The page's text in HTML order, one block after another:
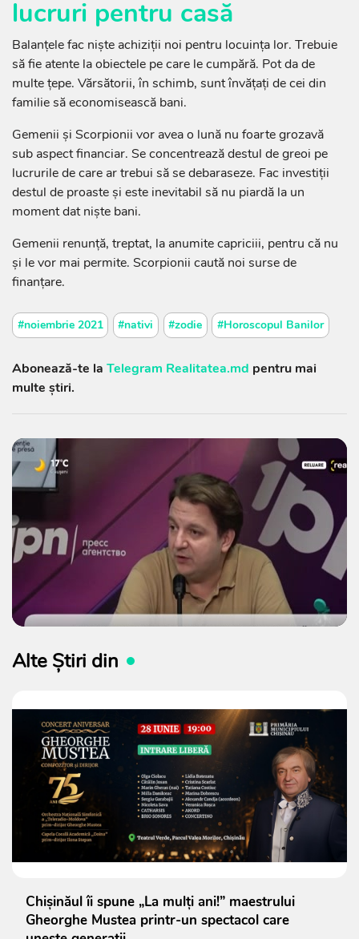
lucruri pentru casă
Balanțele fac niște achiziții noi pentru locuința lor. Trebuie
să fie atente la obiectele pe care le cumpără. Pot da de
multe țepe. Vărsătorii, în schimb, sunt învățați de cei din
familie să economisească bani.
Gemenii și Scorpionii vor avea o lună nu foarte grozavă
sub aspect financiar. Se concentrează destul de greoi pe
lucrurile de care ar trebui să se debaraseze. Fac investiții
destul de proaste și este inevitabil să nu piardă la un
moment dat niște bani.
Gemenii renunță, treptat, la anumite capriciii, pentru că nu
și le vor mai permite. Scorpionii caută noi surse de
finanțare.
#noiembrie 2021 #nativi #zodie #Horoscopul Banilor
Abonează-te la Telegram Realitatea.md pentru mai
multe știri.
Alte Știri din
Chișinăul îi spune „La mulți ani!” maestrului
Gheorghe Mustea printr-un spectacol care